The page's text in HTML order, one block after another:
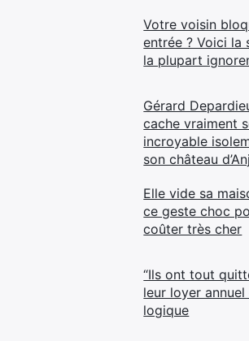
Votre voisin
entrée ? Voici la
la plupart
Gérard
cache vraiment
incroyable
son château
Elle vide sa
ce geste choc
coûter très cher
“Ils ont tout
leur loyer
logique